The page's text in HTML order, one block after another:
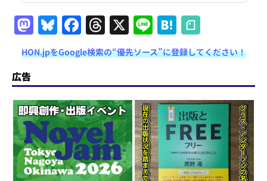
M
a
st
o
d
o
n
Bl
u
e
s
k
y
F
a
c
e
b
o
o
k
T
h
re
a
d
s
X Li
n
e
H
at
e
n
a
HON.jpをGoogle検索の“優先ソース”に登録してください！
広告